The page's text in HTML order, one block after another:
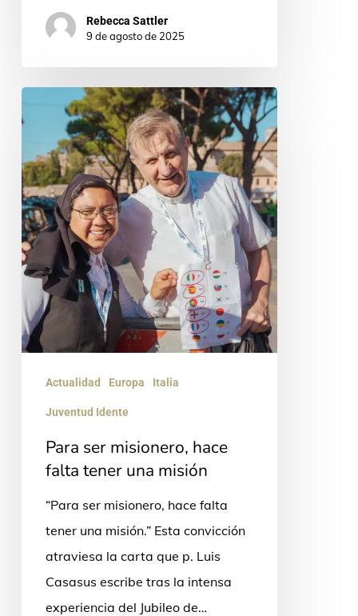
Rebecca Sattler
9 de agosto de 2025
ser
misionero,
hace
falta
tener
una
misión
Actualidad Europa Italia
Juventud Idente
Para ser misionero, hace
falta tener una misión
“Para ser misionero, hace falta
tener una misión.” Esta convicción
atraviesa la carta que p. Luis
Casasus escribe tras la intensa
experiencia del Jubileo de…